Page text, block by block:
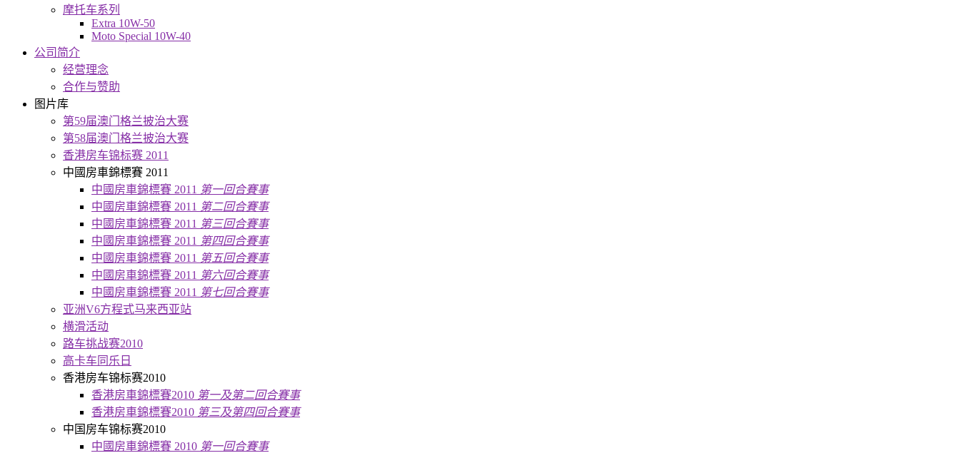
摩托车系列
Extra 10W-50
Moto Special 10W-40
公司简介
经营理念
合作与赞助
图片库
第59届澳门格兰披治大赛
第58届澳门格兰披治大赛
香港房车锦标赛 2011
中國房車錦標賽 2011
中國房車錦標賽 2011 第一回合賽事
中國房車錦標賽 2011 第二回合賽事
中國房車錦標賽 2011 第三回合賽事
中國房車錦標賽 2011 第四回合賽事
中國房車錦標賽 2011 第五回合賽事
中國房車錦標賽 2011 第六回合賽事
中國房車錦標賽 2011 第七回合賽事
亚洲V6方程式马来西亚站
横滑活动
路车挑战赛2010
高卡车同乐日
香港房车锦标赛2010
香港房車錦標賽2010 第一及第二回合賽事
香港房車錦標賽2010 第三及第四回合賽事
中国房车锦标赛2010
中國房車錦標賽 2010 第一回合賽事